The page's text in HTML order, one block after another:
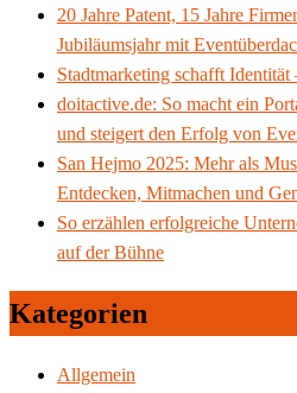
20 Jahre Patent, 15 Jahre
Jubiläumsjahr mit
Stadtmarketing schafft Identität
doitactive.de: So macht ein
und steigert den Erfolg von
San Hejmo 2025: Mehr als
Entdecken, Mitmachen und
So erzählen erfolgreiche
auf der Bühne
Kategorien
Allgemein